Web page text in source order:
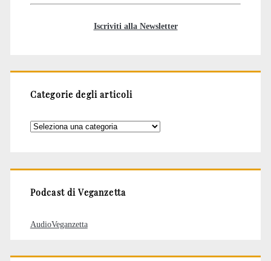
Iscriviti alla Newsletter
Categorie degli articoli
Categorie
Podcast di Veganzetta
AudioVeganzetta